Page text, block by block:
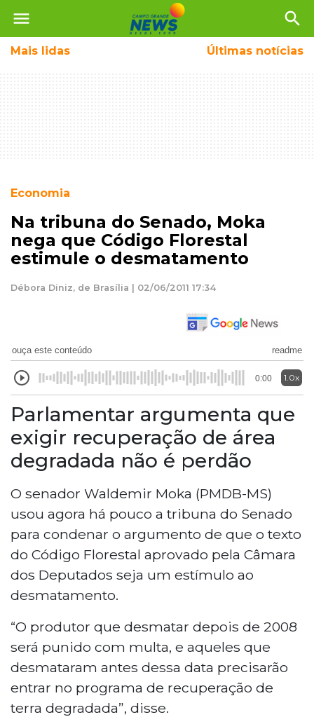
menu search
Mais lidas Últimas notícias
Economia
Na tribuna do Senado, Moka
nega que Código Florestal
estimule o desmatamento
Débora Diniz, de Brasília | 02/06/2011 17:34
ouça este conteúdo readme
0:00 1.0x
Parlamentar argumenta que
exigir recuperação de área
degradada não é perdão
O senador Waldemir Moka (PMDB-MS)
usou agora há pouco a tribuna do Senado
para condenar o argumento de que o texto
do Código Florestal aprovado pela Câmara
dos Deputados seja um estímulo ao
desmatamento.
“O produtor que desmatar depois de 2008
será punido com multa, e aqueles que
desmataram antes dessa data precisarão
entrar no programa de recuperação de
terra degradada”, disse.